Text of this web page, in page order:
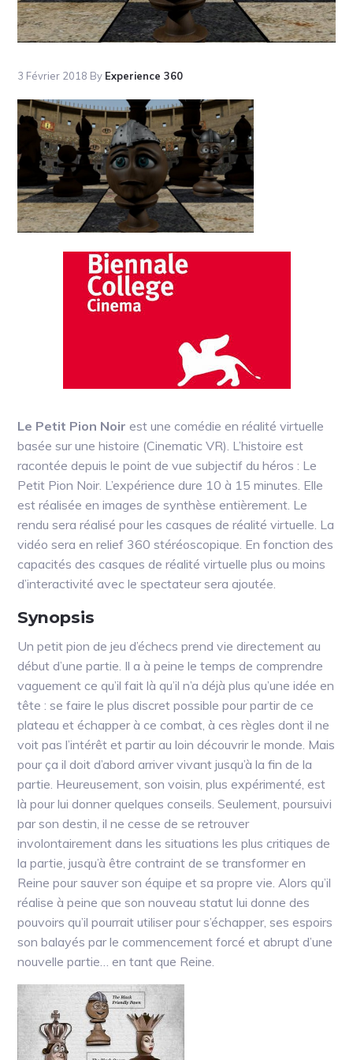
3 Février 2018 By Experience 360
Le Petit Pion Noir est une comédie en réalité virtuelle
basée sur une histoire (Cinematic VR). L’histoire est
racontée depuis le point de vue subjectif du héros : Le
Petit Pion Noir. L’expérience dure 10 à 15 minutes. Elle
est réalisée en images de synthèse entièrement. Le
rendu sera réalisé pour les casques de réalité virtuelle. La
vidéo sera en relief 360 stéréoscopique. En fonction des
capacités des casques de réalité virtuelle plus ou moins
d’interactivité avec le spectateur sera ajoutée.
Synopsis
Un petit pion de jeu d’échecs prend vie directement au
début d’une partie. Il a à peine le temps de comprendre
vaguement ce qu’il fait là qu’il n’a déjà plus qu’une idée en
tête : se faire le plus discret possible pour partir de ce
plateau et échapper à ce combat, à ces règles dont il ne
voit pas l’intérêt et partir au loin découvrir le monde. Mais
pour ça il doit d’abord arriver vivant jusqu’à la fin de la
partie. Heureusement, son voisin, plus expérimenté, est
là pour lui donner quelques conseils. Seulement, poursuivi
par son destin, il ne cesse de se retrouver
involontairement dans les situations les plus critiques de
la partie, jusqu’à être contraint de se transformer en
Reine pour sauver son équipe et sa propre vie. Alors qu’il
réalise à peine que son nouveau statut lui donne des
pouvoirs qu’il pourrait utiliser pour s’échapper, ses espoirs
son balayés par le commencement forcé et abrupt d’une
nouvelle partie… en tant que Reine.